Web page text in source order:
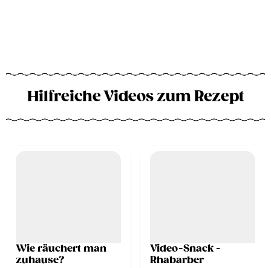
Hilfreiche Videos zum Rezept
Wie räuchert man
zuhause?
Video-Snack -
Rhabarber